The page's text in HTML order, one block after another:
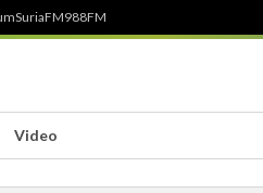
SuriaFM988FM
Video